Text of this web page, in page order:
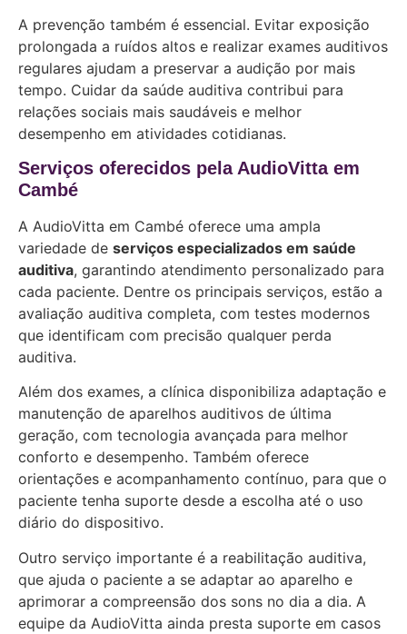
A prevenção também é essencial. Evitar exposição
prolongada a ruídos altos e realizar exames auditivos
regulares ajudam a preservar a audição por mais
tempo. Cuidar da saúde auditiva contribui para
relações sociais mais saudáveis e melhor
desempenho em atividades cotidianas.
Serviços oferecidos pela AudioVitta em
Cambé
A AudioVitta em Cambé oferece uma ampla
variedade de serviços especializados em saúde
auditiva, garantindo atendimento personalizado para
cada paciente. Dentre os principais serviços, estão a
avaliação auditiva completa, com testes modernos
que identificam com precisão qualquer perda
auditiva.
Além dos exames, a clínica disponibiliza adaptação e
manutenção de aparelhos auditivos de última
geração, com tecnologia avançada para melhor
conforto e desempenho. Também oferece
orientações e acompanhamento contínuo, para que o
paciente tenha suporte desde a escolha até o uso
diário do dispositivo.
Outro serviço importante é a reabilitação auditiva,
que ajuda o paciente a se adaptar ao aparelho e
aprimorar a compreensão dos sons no dia a dia. A
equipe da AudioVitta ainda presta suporte em casos